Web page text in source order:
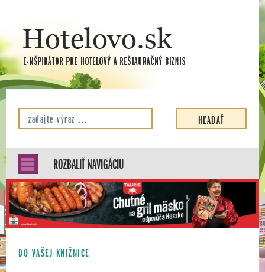
ROZBALIŤ NAVIGÁCIU
DO VAŠEJ KNIŽNICE